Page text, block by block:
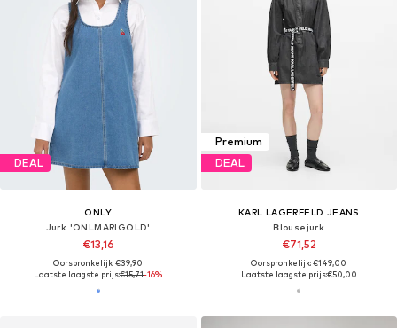
DEAL
ONLY
Jurk 'ONLMARIGOLD'
€13,16
Oorspronkelijk: €39,90
Laatste laagste prijs:€15,71-16%
Premium
DEAL
KARL LAGERFELD JEANS
Blousejurk
€71,52
Oorspronkelijk: €149,00
Laatste laagste prijs:€50,00